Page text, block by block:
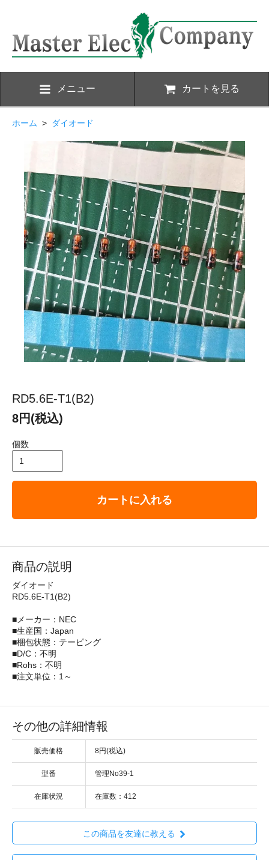
メニュー カートを見る
ホーム > ダイオード
RD5.6E-T1(B2)
8円(税込)
個数
カートに入れる
商品の説明
ダイオード
RD5.6E-T1(B2)
■メーカー：NEC
■生産国：Japan
■梱包状態：テーピング
■D/C：不明
■Rohs：不明
■注文単位：1～
その他の詳細情報
販売価格 8円(税込)
型番 管理No39-1
在庫状況 在庫数：412
この商品を友達に教える